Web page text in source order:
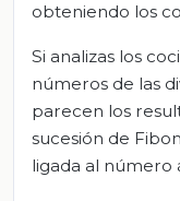
obteniendo los
Si analizas los
números de las
parecen los
sucesión de
ligada al número